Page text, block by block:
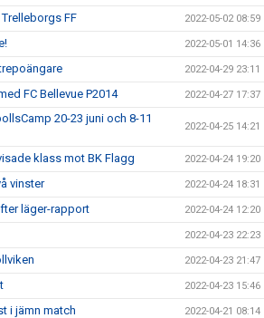
FF 2022-05-02 08:59
2022-05-01 14:36
2022-04-29 23:11
FC Bellevue P2014 2022-04-27 17:37
20-23 juni och 8-11
2022-04-25 14:21
klass mot BK Flagg 2022-04-24 19:20
vinster 2022-04-24 18:31
läger-rapport 2022-04-24 12:20
2022-04-23 22:23
2022-04-23 21:47
2022-04-23 15:46
i jämn match 2022-04-21 08:14